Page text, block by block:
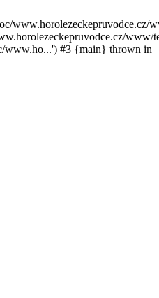
www.horolezeckepruvodce.cz/
www/
www.ho...') #3 {main} thrown in